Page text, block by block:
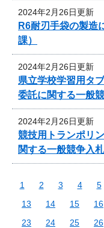
2024年2月26日更新
R6耐刃手袋の製造
課）
2024年2月26日更新
県立学校学習用タ
委託に関する一般
2024年2月26日更新
競技用トランポリ
関する一般競争入
1 2 3 4 5
13
14 15 16
23
24 25 26